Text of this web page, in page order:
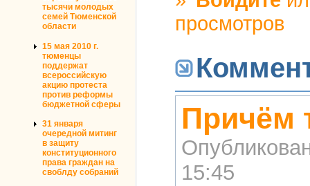
тысячи молодых
семей Тюменской
области
15 мая 2010 г.
тюменцы
поддержат
всероссийскую
акцию протеста
против реформы
бюджетной сферы
31 января
очередной митинг
в защиту
конституционного
права граждан на
своблду собраний
просмотров
Причём
15:45